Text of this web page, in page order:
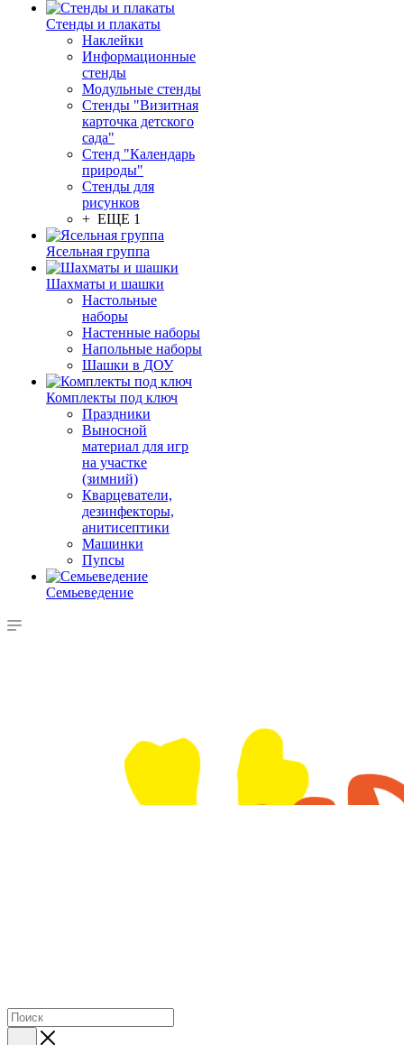
Стенды и плакаты
Наклейки
Информационные
стенды
Модульные стенды
Стенды "Визитная
карточка детского
сада"
Стенд "Календарь
природы"
Стенды для
рисунков
+ ЕЩЕ 1
Ясельная группа
Шахматы и шашки
Настольные
наборы
Настенные наборы
Напольные наборы
Шашки в ДОУ
Комплекты под ключ
Праздники
Выносной
материал для игр
на участке
(зимний)
Кварцеватели,
дезинфекторы,
анитисептики
Машинки
Пупсы
Семьеведение